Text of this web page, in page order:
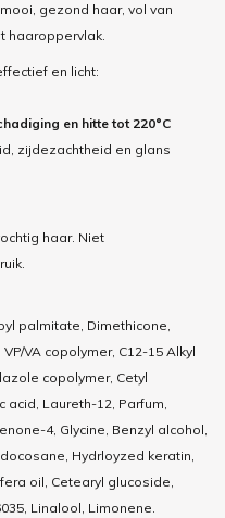
gezond haar, vol van
haaroppervlak.
en licht:
en hitte tot 220°C
zijdezachtheid en glans
haar. Niet
palmitate, Dimethicone,
VA copolymer, C12-15 Alkyl
copolymer, Cetyl
acid, Laureth-12, Parfum,
4, Glycine, Benzyl alcohol,
Hydrloyzed keratin,
oil, Cetearyl glucoside,
Linalool, Limonene.